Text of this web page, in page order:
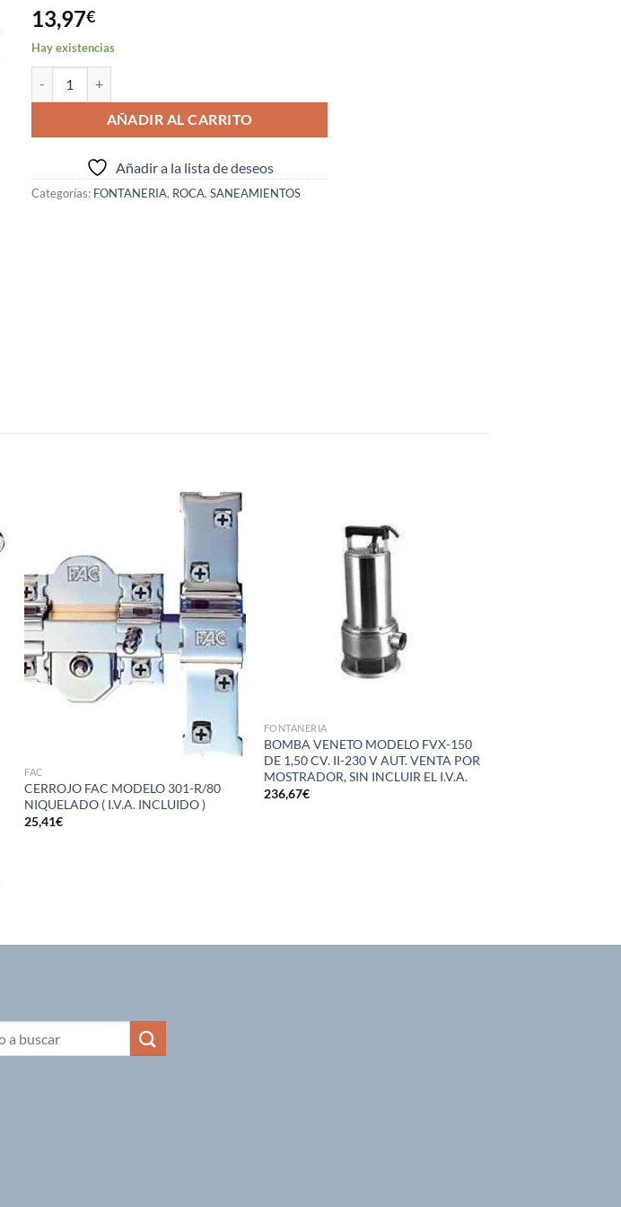
13,97€
Hay existencias
AÑADIR AL CARRITO
Añadir a la lista de deseos
Categorías: FONTANERIA, ROCA, SANEAMIENTOS
lista de
deseos
FAC
CERROJO FAC MODELO 301-R/80
NIQUELADO ( I.V.A. INCLUIDO )
25,41€
FONTANERIA
BOMBA VENETO MODELO FVX-150
DE 1,50 CV. II-230 V AUT. VENTA POR
MOSTRADOR, SIN INCLUIR EL I.V.A.
236,67€